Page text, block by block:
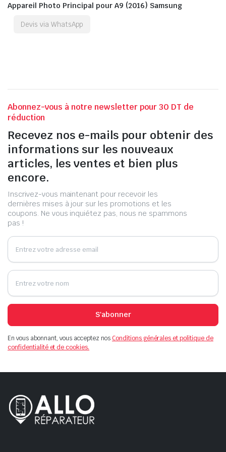
Appareil Photo Principal pour A9 (2016) Samsung
Devis via WhatsApp
Abonnez-vous à notre newsletter pour 30 DT de
réduction
Recevez nos e-mails pour obtenir des
informations sur les nouveaux
articles, les ventes et bien plus
encore.
Inscrivez-vous maintenant pour recevoir les
dernières mises à jour sur les promotions et les
coupons. Ne vous inquiétez pas, nous ne spammons
pas !
S'abonner
En vous abonnant, vous acceptez nosConditions générales et politique de
confidentialité et de cookies.